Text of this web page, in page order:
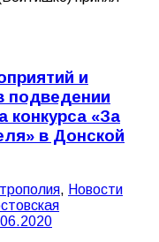
и
подведении
конкурса «За
в Донской
, Новости